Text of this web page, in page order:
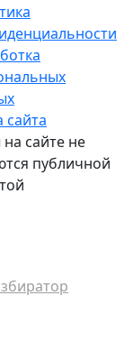
сайта
сайте не
публичной